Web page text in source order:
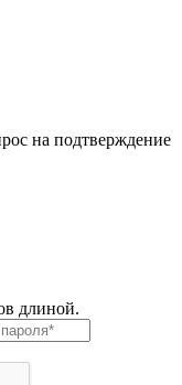
на подтверждение
длиной.